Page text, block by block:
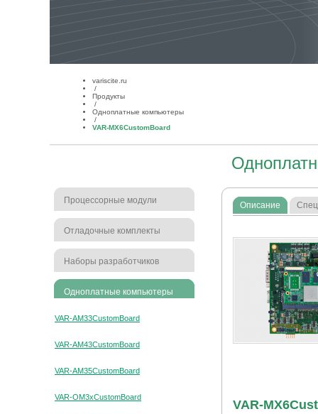
variscite.ru
/
Продукты
/
Одноплатные компьютеры
/
VAR-MX6CustomBoard
Процессорные модули
Отладочные комплекты
Наборы разработчиков
Одноплатные компьютеры
VAR-AM33CustomBoard
VAR-AM43CustomBoard
VAR-AM35CustomBoard
VAR-OM3xCustomBoard
Описание
VAR-